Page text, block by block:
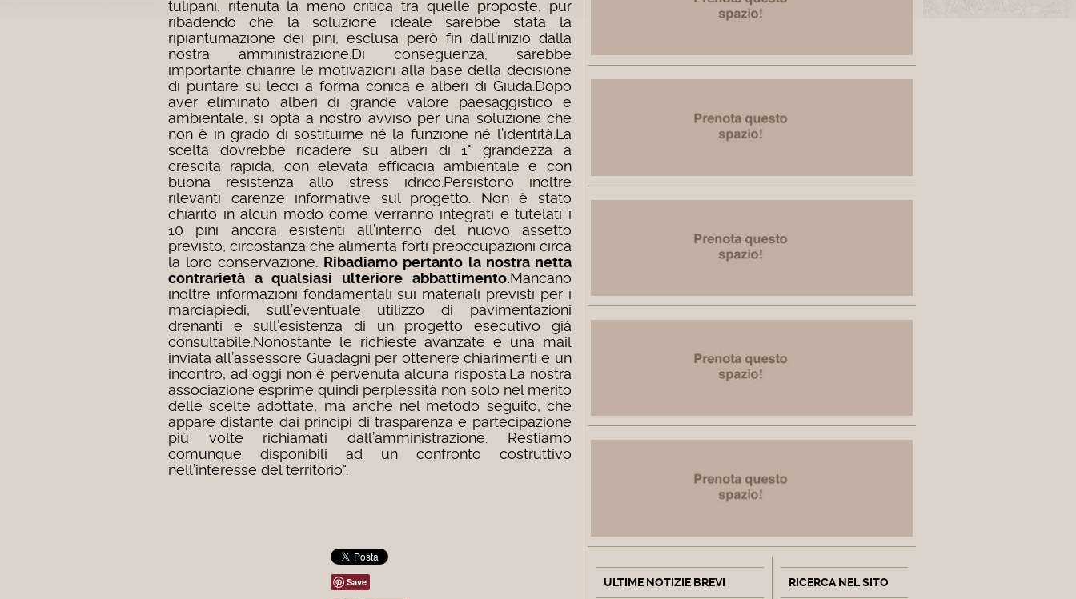
tulipani, ritenuta la meno critica tra quelle proposte, pur
ribadendo che la soluzione ideale sarebbe stata la
ripiantumazione dei pini, esclusa però fin dall’inizio dalla
nostra amministrazione.Di conseguenza, sarebbe
importante chiarire le motivazioni alla base della decisione
di puntare su lecci a forma conica e alberi di Giuda.Dopo
aver eliminato alberi di grande valore paesaggistico e
ambientale, si opta a nostro avviso per una soluzione che
non è in grado di sostituirne né la funzione né l’identità.La
scelta dovrebbe ricadere su alberi di 1° grandezza a
crescita rapida, con elevata efficacia ambientale e con
buona resistenza allo stress idrico.Persistono inoltre
rilevanti carenze informative sul progetto. Non è stato
chiarito in alcun modo come verranno integrati e tutelati i
10 pini ancora esistenti all’interno del nuovo assetto
previsto, circostanza che alimenta forti preoccupazioni circa
la loro conservazione. Ribadiamo pertanto la nostra netta
contrarietà a qualsiasi ulteriore abbattimento.Mancano
inoltre informazioni fondamentali sui materiali previsti per i
marciapiedi, sull’eventuale utilizzo di pavimentazioni
drenanti e sull’esistenza di un progetto esecutivo già
consultabile.Nonostante le richieste avanzate e una mail
inviata all’assessore Guadagni per ottenere chiarimenti e un
incontro, ad oggi non è pervenuta alcuna risposta.La nostra
associazione esprime quindi perplessità non solo nel merito
delle scelte adottate, ma anche nel metodo seguito, che
appare distante dai principi di trasparenza e partecipazione
più volte richiamati dall’amministrazione. Restiamo
comunque disponibili ad un confronto costruttivo
nell’interesse del territorio".
Save ULTIME NOTIZIE BREVI RICERCA NEL SITO